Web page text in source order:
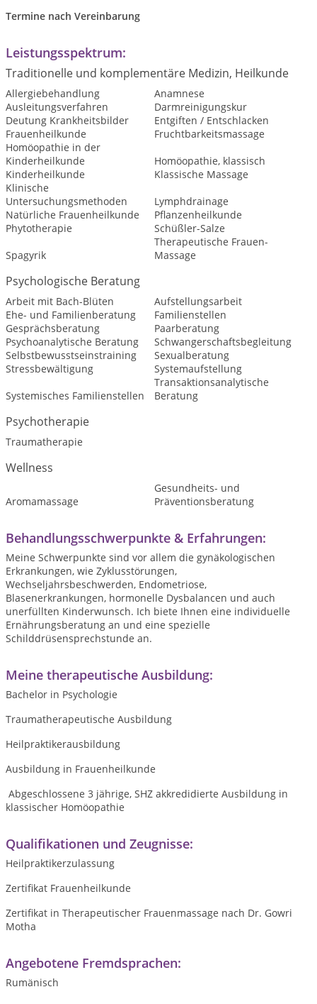
Termine nach Vereinbarung
Leistungsspektrum:
Traditionelle und komplementäre Medizin, Heilkunde
Allergiebehandlung
Anamnese
Ausleitungsverfahren
Darmreinigungskur
Deutung Krankheitsbilder
Entgiften / Entschlacken
Frauenheilkunde
Fruchtbarkeitsmassage
Homöopathie in der
Kinderheilkunde
Homöopathie, klassisch
Kinderheilkunde
Klassische Massage
Klinische
Untersuchungsmethoden
Lymphdrainage
Natürliche Frauenheilkunde
Pflanzenheilkunde
Phytotherapie
Schüßler-Salze
Spagyrik
Therapeutische Frauen-
Massage
Psychologische Beratung
Arbeit mit Bach-Blüten
Aufstellungsarbeit
Ehe- und Familienberatung
Familienstellen
Gesprächsberatung
Paarberatung
Psychoanalytische Beratung
Schwangerschaftsbegleitung
Selbstbewusstseinstraining
Sexualberatung
Stressbewältigung
Systemaufstellung
Systemisches Familienstellen
Transaktionsanalytische
Beratung
Psychotherapie
Traumatherapie
Wellness
Aromamassage
Gesundheits- und
Präventionsberatung
Behandlungsschwerpunkte & Erfahrungen:
Meine Schwerpunkte sind vor allem die gynäkologischen
Erkrankungen, wie Zyklusstörungen,
Wechseljahrsbeschwerden, Endometriose,
Blasenerkrankungen, hormonelle Dysbalancen und auch
unerfüllten Kinderwunsch. Ich biete Ihnen eine individuelle
Ernährungsberatung an und eine spezielle
Schilddrüsensprechstunde an.
Meine therapeutische Ausbildung:
Bachelor in Psychologie
Traumatherapeutische Ausbildung
Heilpraktikerausbildung
Ausbildung in Frauenheilkunde
Abgeschlossene 3 jährige, SHZ akkredidierte Ausbildung in
klassischer Homöopathie
Qualifikationen und Zeugnisse:
Heilpraktikerzulassung
Zertifikat Frauenheilkunde
Zertifikat in Therapeutischer Frauenmassage nach Dr. Gowri
Motha
Angebotene Fremdsprachen:
Rumänisch